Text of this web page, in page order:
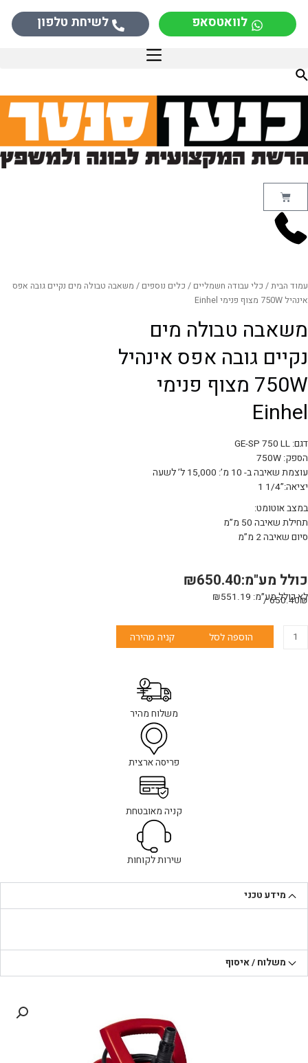
לתוכן
מי אנחנושירות לקוחות סניפים משלוחים מידע מקצועי קבלנים
עגלת
קניות
עמוד הבית/ כלי עבודה חשמליים / כלים נוספים / משאבה טבולה מים נקיים גובה אפס
אינהיל 750W מצוף פנימי Einhel
משאבה טבולה מים
נקיים גובה אפס אינהיל
750W מצוף פנימי
Einhel
דגם: GE-SP 750 LL
הספק: 750W
עוצמת שאיבה ב- 10 מ’: 15,000 ל’ לשעה
יציאה:”1/4 1
במצב אוטומט:
תחילת שאיבה 50 מ”מ
סיום שאיבה 2 מ”מ
₪650.40כולל מע"מ:
לא כולל מע״מ: ₪551.19 650.40₪ /
כמות
טבולה
הוספה לסל קניה מהירה
משלוח מהיר
פריסה ארצית
קניה מאובטחת
שירות לקוחות
מידע טכני
משלוח / איסוף
לוואטסאפ לשיחת טלפון